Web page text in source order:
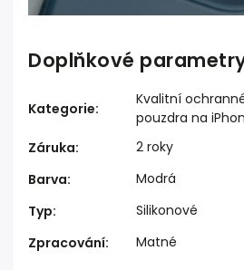
Doplňkové
Kategorie:
Kvalitní
pouzdra na
Záruka:
2 roky
Barva:
Modrá
Typ:
Silikonové
Zpracování: Matné